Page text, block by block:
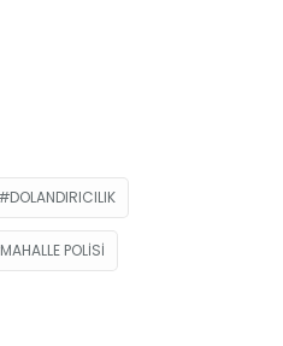
DOLANDIRICILIK
MAHALLE POLISI